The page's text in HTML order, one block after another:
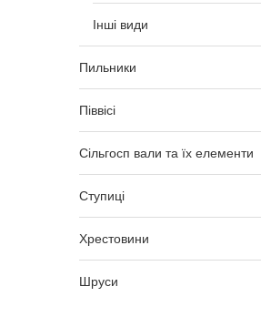
Інші види
Пильники
Піввісі
Сільгосп вали та їх елементи
Ступиці
Хрестовини
Шруси